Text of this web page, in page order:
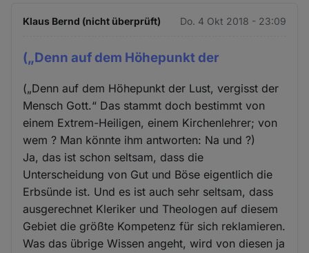
Klaus Bernd (nicht überprüft) Do. 4 Okt 2018 - 23:09
(„Denn auf dem Höhepunkt der
(„Denn auf dem Höhepunkt der Lust, vergisst der
Mensch Gott.“ Das stammt doch bestimmt von
einem Extrem-Heiligen, einem Kirchenlehrer; von
wem ? Man könnte ihm antworten: Na und ?)
Ja, das ist schon seltsam, dass die
Unterscheidung von Gut und Böse eigentlich die
Erbsünde ist. Und es ist auch sehr seltsam, dass
ausgerechnet Kleriker und Theologen auf diesem
Gebiet die größte Kompetenz für sich reklamieren.
Was das übrige Wissen angeht, wird von diesen ja